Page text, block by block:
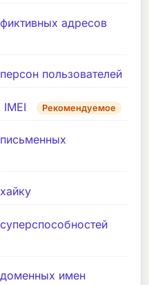
адресов
пользователей
IMEI Рекомендуемое
имен